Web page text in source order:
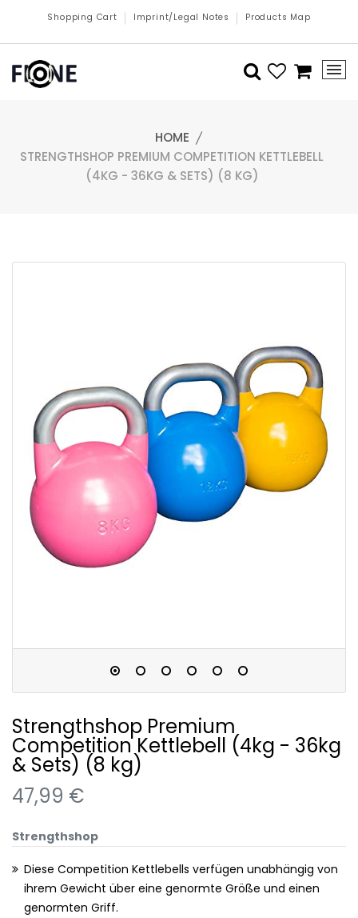
Shopping Cart Imprint/Legal Notes Products Map
HOME
STRENGTHSHOP PREMIUM COMPETITION KETTLEBELL
(4KG - 36KG & SETS) (8 KG)
Strengthshop Premium
Competition Kettlebell (4kg - 36kg
& Sets) (8 kg)
47,99 €
Strengthshop
Diese Competition Kettlebells verfügen unabhängig von
ihrem Gewicht über eine genormte Größe und einen
genormten Griff.